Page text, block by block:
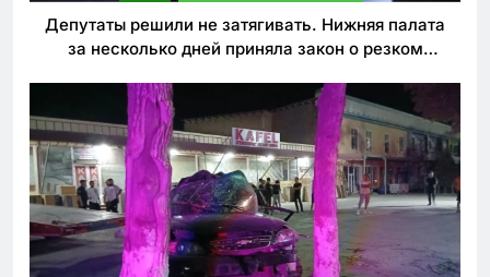
Депутаты решили не затягивать. Нижняя палата
за несколько дней приняла закон о резком